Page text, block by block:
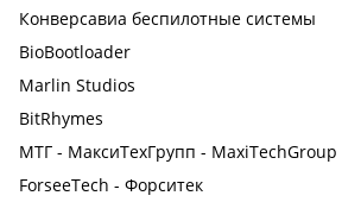
Конверсавиа беспилотные системы
BioBootloader
Marlin Studios
BitRhymes
МТГ - МаксиТехГрупп - MaxiTechGroup
ForseeTech - Форситек